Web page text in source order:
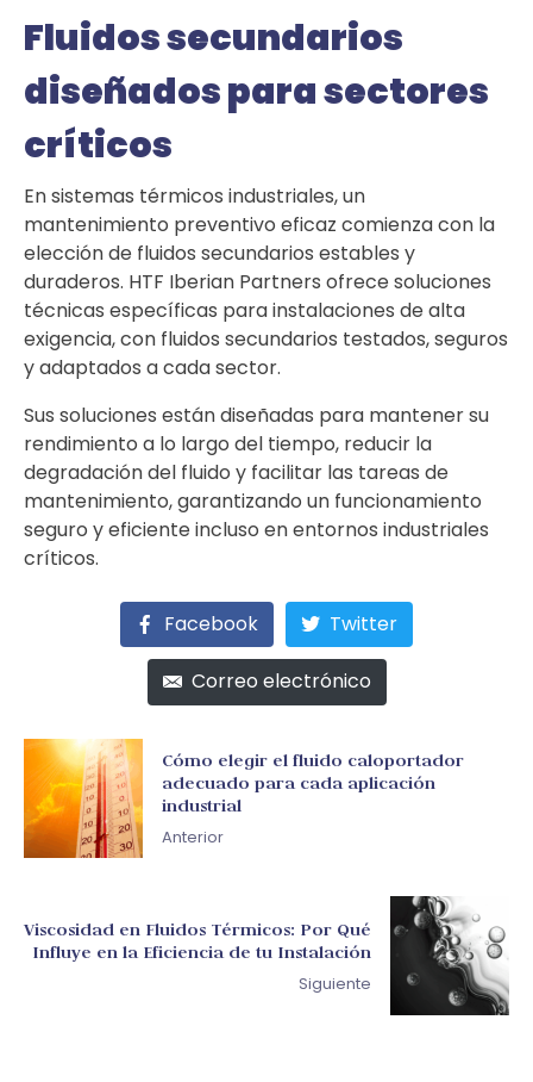
Fluidos secundarios
diseñados para sectores
críticos
En sistemas térmicos industriales, un
mantenimiento preventivo eficaz comienza con la
elección de fluidos secundarios estables y
duraderos. HTF Iberian Partners ofrece soluciones
técnicas específicas para instalaciones de alta
exigencia, con fluidos secundarios testados, seguros
y adaptados a cada sector.
Sus soluciones están diseñadas para mantener su
rendimiento a lo largo del tiempo, reducir la
degradación del fluido y facilitar las tareas de
mantenimiento, garantizando un funcionamiento
seguro y eficiente incluso en entornos industriales
críticos.
Facebook Twitter
Correo electrónico
Cómo elegir el fluido caloportador
adecuado para cada aplicación
industrial
Anterior
Viscosidad en Fluidos Térmicos: Por Qué
Influye en la Eficiencia de tu Instalación
Siguiente